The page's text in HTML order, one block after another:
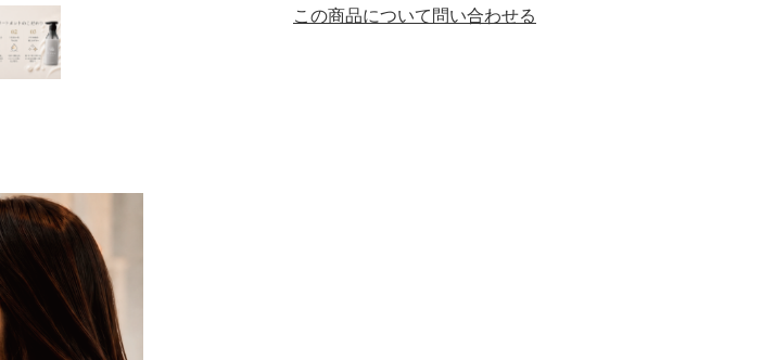
この商品について問い合わせる